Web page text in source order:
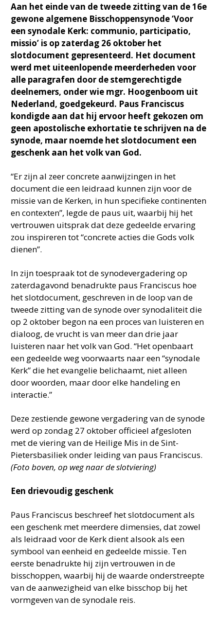
Aan het einde van de tweede zitting van de 16e
gewone algemene Bisschoppensynode ‘Voor
een synodale Kerk: communio, participatio,
missio’ is op zaterdag 26 oktober het
slotdocument gepresenteerd. Het document
werd met uiteenlopende meerderheden voor
alle paragrafen door de stemgerechtigde
deelnemers, onder wie mgr. Hoogenboom uit
Nederland, goedgekeurd. Paus Franciscus
kondigde aan dat hij ervoor heeft gekozen om
geen apostolische exhortatie te schrijven na de
synode, maar noemde het slotdocument een
geschenk aan het volk van God.
“Er zijn al zeer concrete aanwijzingen in het
document die een leidraad kunnen zijn voor de
missie van de Kerken, in hun specifieke continenten
en contexten”, legde de paus uit, waarbij hij het
vertrouwen uitsprak dat deze gedeelde ervaring
zou inspireren tot “concrete acties die Gods volk
dienen”.
In zijn toespraak tot de synodevergadering op
zaterdagavond benadrukte paus Franciscus hoe
het slotdocument, geschreven in de loop van de
tweede zitting van de synode over synodaliteit die
op 2 oktober begon na een proces van luisteren en
dialoog, de vrucht is van meer dan drie jaar
luisteren naar het volk van God. “Het openbaart
een gedeelde weg voorwaarts naar een “synodale
Kerk” die het evangelie belichaamt, niet alleen
door woorden, maar door elke handeling en
interactie.”
Deze zestiende gewone vergadering van de synode
werd op zondag 27 oktober officieel afgesloten
met de viering van de Heilige Mis in de Sint-
Pietersbasiliek onder leiding van paus Franciscus.
(Foto boven, op weg naar de slotviering)
Een drievoudig geschenk
Paus Franciscus beschreef het slotdocument als
een geschenk met meerdere dimensies, dat zowel
als leidraad voor de Kerk dient alsook als een
symbool van eenheid en gedeelde missie. Ten
eerste benadrukte hij zijn vertrouwen in de
bisschoppen, waarbij hij de waarde onderstreepte
van de aanwezigheid van elke bisschop bij het
vormgeven van de synodale reis.